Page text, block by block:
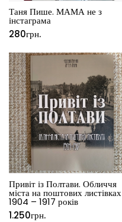
Таня Пише. МАМА не з
інстаграма
280грн.
Привіт із Полтави. Обличчя
міста на поштових листівках
1904 – 1917 років
1.250грн.